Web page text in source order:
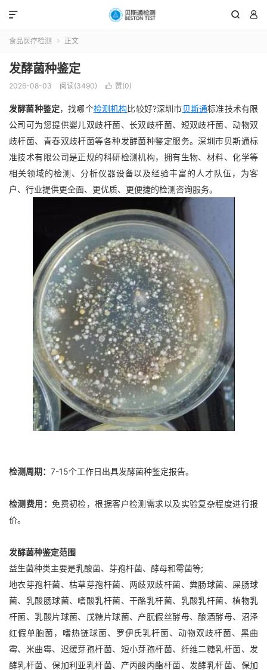
 

食品医疗检测  正文
发酵菌种鉴定
2026-08-03 阅读(3490)  赞(0)
发酵菌种鉴定，找哪个检测机构比较好?深圳市贝斯通标准技术有限
公司可为您提供婴儿双歧杆菌、长双歧杆菌、短双歧杆菌、动物双
歧杆菌、青春双歧杆菌等各种发酵菌种鉴定服务。深圳市贝斯通标
准技术有限公司是正规的科研检测机构，拥有生物、材料、化学等
相关领域的检测、分析仪器设备以及经验丰富的人才队伍，为客
户、行业提供更全面、更优质、更便捷的检测咨询服务。
检测周期： 7-15个工作日出具发酵菌种鉴定报告。
检测费用：免费初检，根据客户检测需求以及实验复杂程度进行报
价。
发酵菌种鉴定范围
益生菌种类主要是乳酸菌、芽孢杆菌、酵母和霉菌等;
地衣芽孢杆菌、枯草芽孢杆菌、两歧双歧杆菌、粪肠球菌、屎肠球
菌、乳酸肠球菌、嗜酸乳杆菌、干酪乳杆菌、乳酸乳杆菌、植物乳
杆菌、乳酸片球菌、戊糖片球菌、产朊假丝酵母、酿酒酵母、沼泽
红假单胞菌，嗜热链球菌、罗伊氏乳杆菌、动物双歧杆菌、黑曲
霉、米曲霉、迟缓芽孢杆菌、短小芽孢杆菌、纤维二糖乳杆菌、发
酵乳杆菌、保加利亚乳杆菌、产丙酸丙酯杆菌、发酵乳杆菌、保加